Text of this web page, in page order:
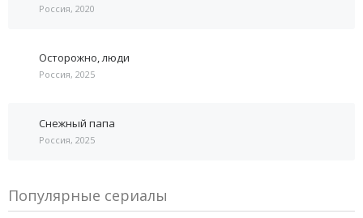
Россия, 2020
Осторожно, люди
Россия, 2025
Снежный папа
Россия, 2025
Популярные сериалы